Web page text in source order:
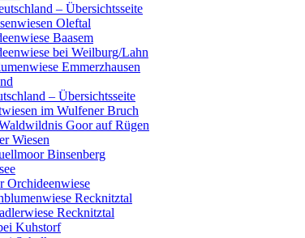
– Übersichtsseite
Oleftal
Baasem
bei Weilburg/Lahn
Emmerzhausen
– Übersichtsseite
im Wulfener Bruch
Goor auf Rügen
Wiesen
Binsenberg
Orchideenwiese
Recknitztal
Recknitztal
Kuhstorf